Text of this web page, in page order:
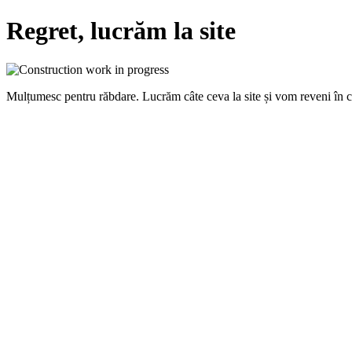
Regret, lucrăm la site
Mulțumesc pentru răbdare. Lucrăm câte ceva la site și vom reveni în